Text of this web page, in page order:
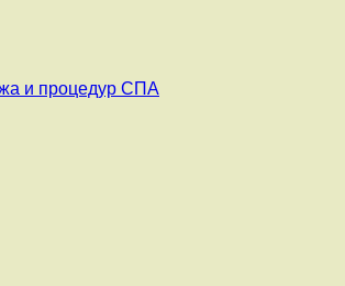
и процедур СПА